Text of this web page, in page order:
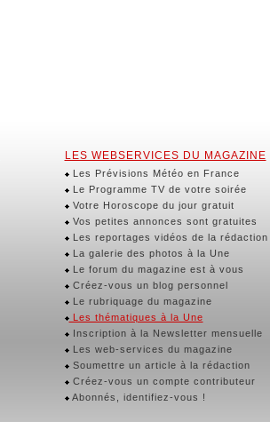
LES WEBSERVICES DU MAGAZINE
Les Prévisions Météo en France
Le Programme TV de votre soirée
Votre Horoscope du jour gratuit
Vos petites annonces sont gratuites
Les reportages vidéos de la rédaction
La galerie des photos à la Une
Le forum du magazine est à vous
Créez-vous un blog personnel
Le rubriquage du magazine
Les thématiques à la Une
Inscription à la Newsletter mensuelle
Les web-services du magazine
Soumettre un article à la rédaction
Créez-vous un compte contributeur
Abonnés, identifiez-vous !